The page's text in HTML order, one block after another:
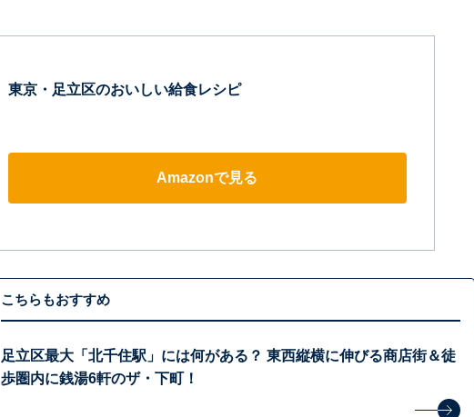
東京・足立区のおいしい給食レシピ
Amazonで見る
こちらもおすすめ
足立区最大「北千住駅」には何がある？ 東西縦横に伸びる商店街＆徒
歩圏内に銭湯6軒のザ・下町！